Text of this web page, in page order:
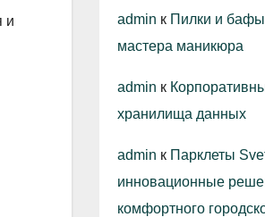
и admin к Пилки и
мастера маникюра
admin к
хранилища данных
admin к Парклеты
инновационные
комфортного